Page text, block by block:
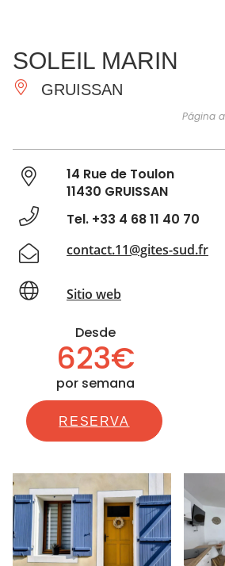
IMPRESCINDIBLES
HACER
SOLEIL MARIN
GRUISSAN
Página
14 Rue de Toulon
11430 GRUISSAN
Tel. +33 4 68 11 40 70
contact.11@gites-sud.fr
Sitio web
Desde
623€
por semana
RESERVA